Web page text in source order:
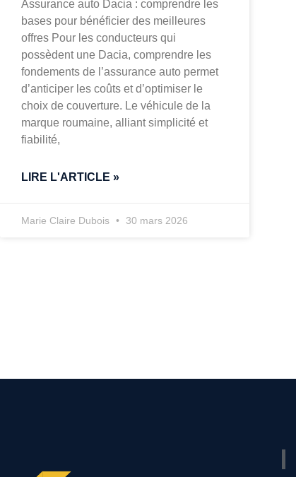
Assurance auto Dacia : comprendre les
bases pour bénéficier des meilleures
offres Pour les conducteurs qui
possèdent une Dacia, comprendre les
fondements de l’assurance auto permet
d’anticiper les coûts et d’optimiser le
choix de couverture. Le véhicule de la
marque roumaine, alliant simplicité et
fiabilité,
LIRE L'ARTICLE »
Marie Claire Dubois 30 mars 2026